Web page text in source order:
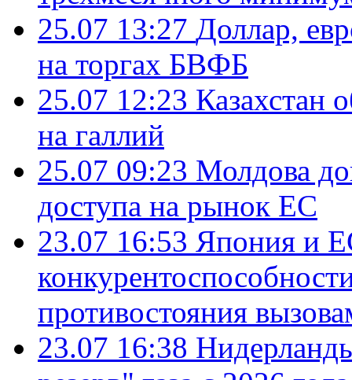
25.07 13:27 Доллар,
на торгах БВФБ
25.07 12:23 Казахстан
на галлий
25.07 09:23 Молдова
доступа на рынок ЕС
23.07 16:53 Япония и
противостояния
23.07 16:38